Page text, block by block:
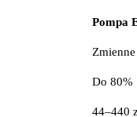
Pompa
Do 80%
44–440